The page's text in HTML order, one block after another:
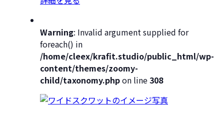
Warning: Invalid argument supplied for
foreach() in
/home/cleex/krafit.studio/public_html/wp-
content/themes/zoomy-
child/taxonomy.phpon line308